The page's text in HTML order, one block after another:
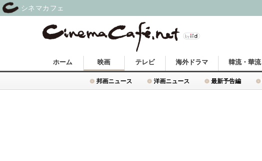
ホーム 映画
邦画ニュース 洋画ニュース 最新予告編
テレビ 海外ドラマ 韓流・華流
シネマカフェ